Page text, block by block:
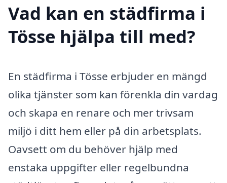
Vad kan en städfirma i
Tösse hjälpa till med?
En städfirma i Tösse erbjuder en mängd
olika tjänster som kan förenkla din vardag
och skapa en renare och mer trivsam
miljö i ditt hem eller på din arbetsplats.
Oavsett om du behöver hjälp med
enstaka uppgifter eller regelbundna